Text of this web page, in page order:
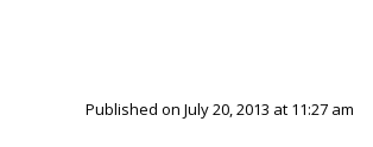
Published on July 20, 2013 at 11:27 am